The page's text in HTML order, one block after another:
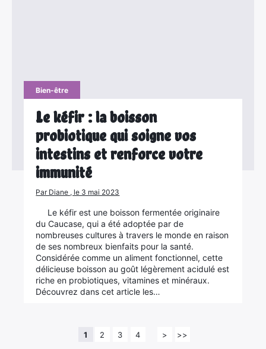
Bien-être
Le kéfir : la boisson
probiotique qui soigne vos
intestins et renforce votre
immunité
Par Diane , le 3 mai 2023
Le kéfir est une boisson fermentée originaire
du Caucase, qui a été adoptée par de
nombreuses cultures à travers le monde en raison
de ses nombreux bienfaits pour la santé.
Considérée comme un aliment fonctionnel, cette
délicieuse boisson au goût légèrement acidulé est
riche en probiotiques, vitamines et minéraux.
Découvrez dans cet article les…
1 2 3 4 > >>